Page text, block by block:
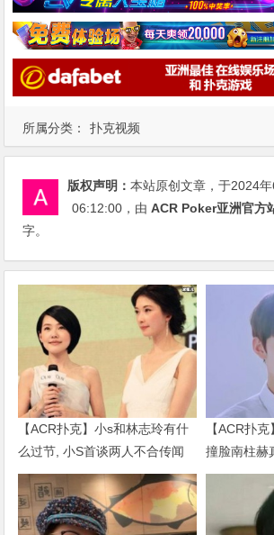
所属分类： 扑克视频
版权声明：本站原创文章，于2024
06:12:00 ，由ACR Poker亚洲官方
字。
【ACR扑克】小s和林志玲有什
么过节, 小S首谈两人不合传闻
说了什么
【ACR扑
撞脸南柱赫
被质疑